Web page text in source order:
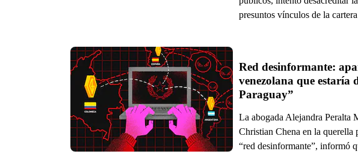
presuntos vínculos de la
Red desinformante:
venezolana que estaría
Paraguay”
La abogada Alejandra Peralta
Christian Chena en la querella
“red desinformante”, informó